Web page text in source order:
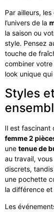
Par ailleurs,
l’univers de la
la saison ou
style. Pensez
touche de
combiner
look unique
Styles
Il est fascinant
femme 2
une tenue de
au travail,
discrets,
une pochette
la différence et
Les